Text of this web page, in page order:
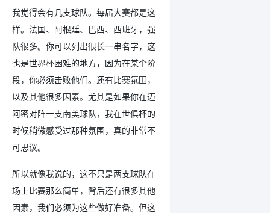
我觉得会有几支球队。每届大赛都是这
样。法国、阿根廷、巴西、西班牙，强
队很多。你可以列出很长一串名字，这
也是世界杯困难的地方，因为在某个阶
段，你必须击败他们。还有比赛氛围，
以及其他很多因素。尤其是如果你在迈
阿密对阵一支南美球队，我在世俱杯的
时候稍微感受过那种氛围，真的非常不
可思议。
所以就像我说的，这不只是两支球队在
场上比赛那么简单，背后还有很多其他
因素，我们必须为这些做好准备。但这